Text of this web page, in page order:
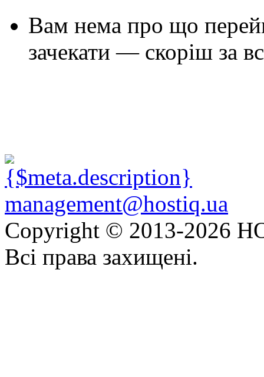
Вам нема про що
зачекати — скоріш за
management@hostiq.ua
Copyright © 2013-2026
Всі права захищені.